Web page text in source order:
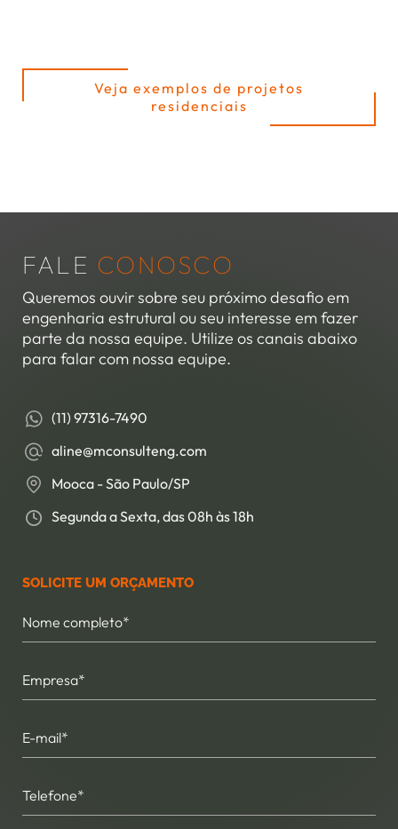
Veja exemplos de projetos
residenciais
FALE CONOSCO
Queremos ouvir sobre seu próximo desafio em
engenharia estrutural ou seu interesse em fazer
parte da nossa equipe. Utilize os canais abaixo
para falar com nossa equipe.
(11) 97316-7490
aline@mconsulteng.com
Mooca - São Paulo/SP
Segunda a Sexta, das 08h às 18h
SOLICITE UM ORÇAMENTO